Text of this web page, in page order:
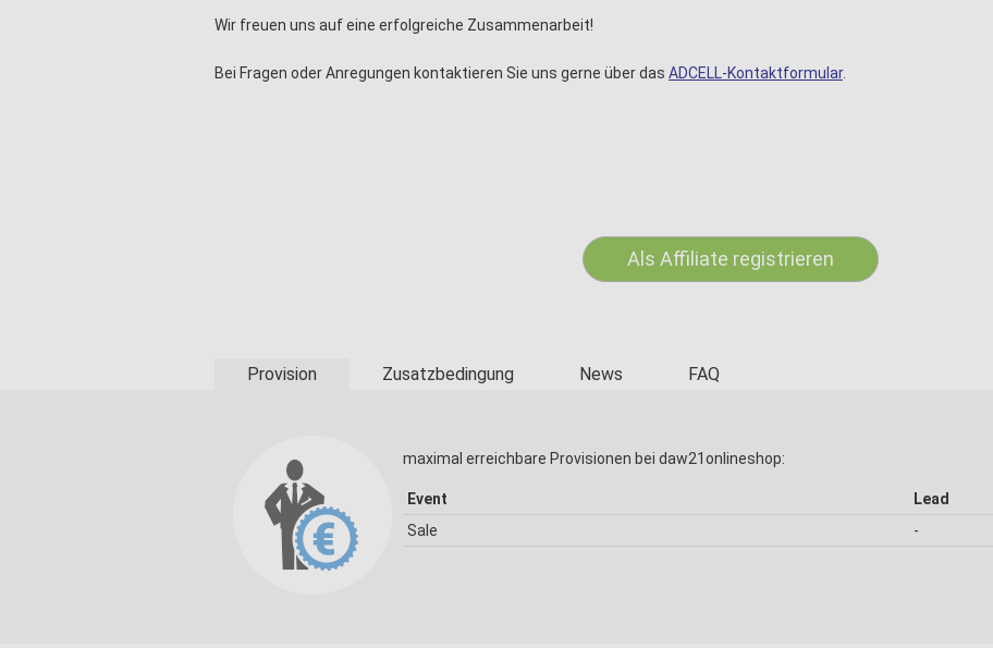
Wir freuen uns auf eine erfolgreiche Zusammenarbeit!
Bei Fragen oder Anregungen kontaktieren Sie uns gerne über das ADCELL-Kontaktformular.
Als Affiliate registrieren
Provision Zusatzbedingung News FAQ
maximal erreichbare Provisionen bei daw21onlineshop:
Event Lead
Sale
-